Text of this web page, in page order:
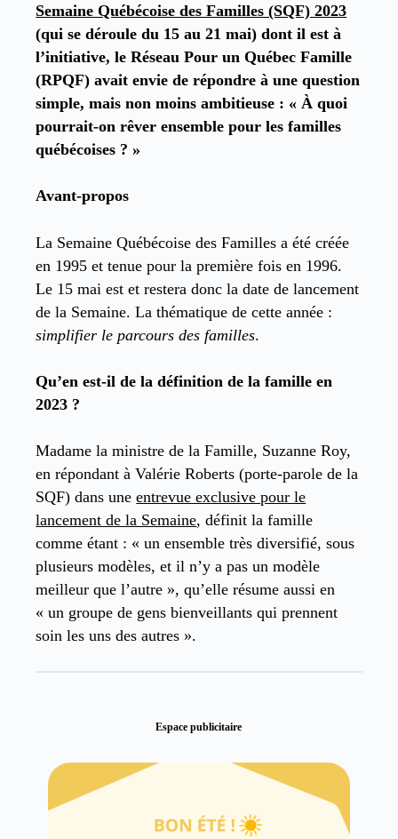
Semaine Québécoise des Familles (SQF) 2023
(qui se déroule du 15 au 21 mai) dont il est à
l’initiative, le Réseau Pour un Québec Famille
(RPQF) avait envie de répondre à une question
simple, mais non moins ambitieuse : « À quoi
pourrait-on rêver ensemble pour les familles
québécoises ? »
Avant-propos
La Semaine Québécoise des Familles a été créée
en 1995 et tenue pour la première fois en 1996.
Le 15 mai est et restera donc la date de lancement
de la Semaine. La thématique de cette année :
simplifier le parcours des familles.
Qu’en est-il de la définition de la famille en
2023 ?
Madame la ministre de la Famille, Suzanne Roy,
en répondant à Valérie Roberts (porte-parole de la
SQF) dans uneentrevue exclusive pour le
lancement de la Semaine, définit la famille
comme étant : « un ensemble très diversifié, sous
plusieurs modèles, et il n’y a pas un modèle
meilleur que l’autre », qu’elle résume aussi en
« un groupe de gens bienveillants qui prennent
soin les uns des autres ».
Espace publicitaire